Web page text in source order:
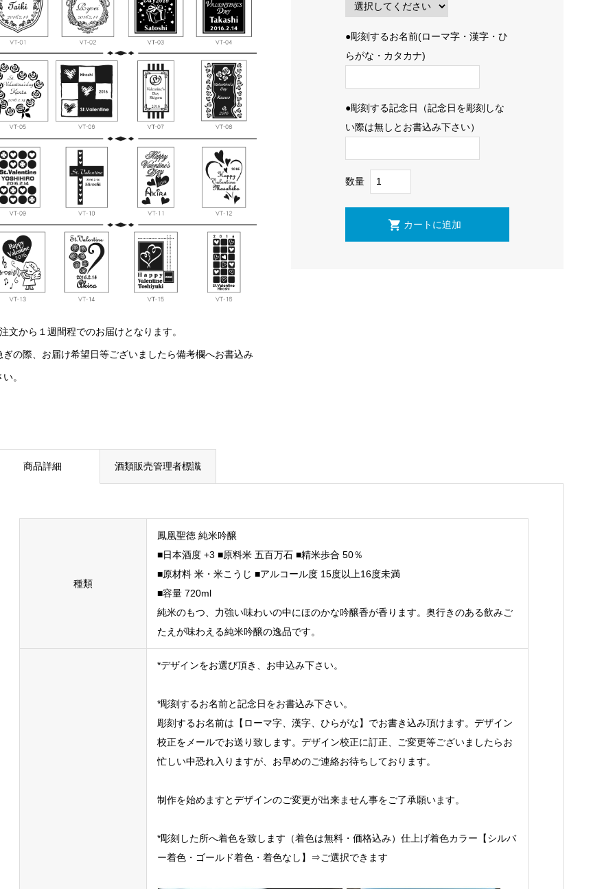
文から１週間程でのお届けとなります。
ぎの際、お届け希望日等ございましたら備考欄へお書込み
。
●彫刻するお名前(ローマ字・漢字・ひ
らがな・カタカナ)
●彫刻する記念日（記念日を彫刻しな
い際は無しとお書込み下さい）
数量
商品詳細 酒類販売管理者標識
種類
鳳凰聖徳 純米吟醸
■日本酒度 +3 ■原料米 五百万石 ■精米歩合 50％
■原材料 米・米こうじ ■アルコール度 15度以上16度未満
■容量 720ml
純米のもつ、力強い味わいの中にほのかな吟醸香が香ります。奥行きのある飲みご
たえが味わえる純米吟醸の逸品です。
*デザインをお選び頂き、お申込み下さい。
*彫刻するお名前と記念日をお書込み下さい。
彫刻するお名前は【ローマ字、漢字、ひらがな】でお書き込み頂けます。デザイン
校正をメールでお送り致します。デザイン校正に訂正、ご変更等ございましたらお
忙しい中恐れ入りますが、お早めのご連絡お待ちしております。
制作を始めますとデザインのご変更が出来ません事をご了承願います。
*彫刻した所へ着色を致します（着色は無料・価格込み）仕上げ着色カラー【シルバ
ー着色・ゴールド着色・着色なし】⇒ご選択できます